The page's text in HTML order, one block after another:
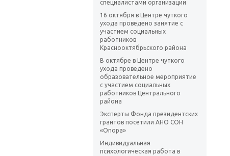
специалистами организации
16 октября в Центре чуткого
ухода проведено занятие с
участием социальных
работников
Краснооктябрьского района
В октябре в Центре чуткого
ухода проведено
образовательное мероприятие
с участием социальных
работников Центрального
района
Эксперты Фонда президентских
грантов посетили АНО СОН
«Опора»
Индивидуальная
психологическая работа в